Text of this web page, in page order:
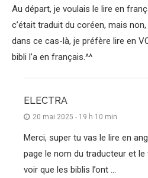
Au départ, je voulais le lire en
c’était traduit du coréen, mais
dans ce cas-là, je préfère lire en
bibli l’a en français.^^
ELECTRA
20 mai 2025 - 19 h 10 min
Merci, super tu vas le lire en
page le nom du traducteur et le
voir que les biblis l’ont …